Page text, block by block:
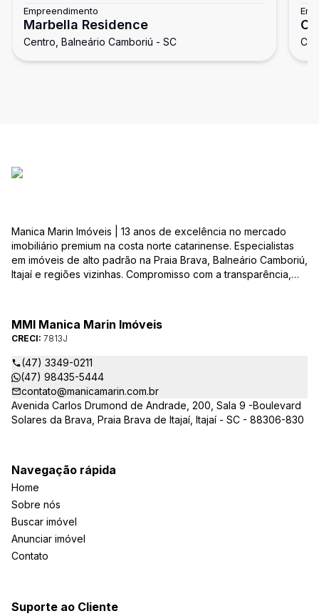
Empreendimento
Marbella Residence
Centro, Balneário Camboriú - SC
Manica Marin Imóveis | 13 anos de excelência no mercado
imobiliário premium na costa norte catarinense. Especialistas
em imóveis de alto padrão na Praia Brava, Balneário Camboriú,
Itajaí e regiões vizinhas. Compromisso com a transparência,
entende e valoriza seu investimento.
MMI Manica Marin Imóveis
CRECI: 7813J
(47) 3349-0211
(47) 98435-5444
contato@manicamarin.com.br
Avenida Carlos Drumond de Andrade, 200, Sala 9 -Boulevard
Solares da Brava, Praia Brava de Itajaí, Itajaí - SC - 88306-830
Navegação rápida
Home
Sobre nós
Buscar imóvel
Anunciar imóvel
Contato
Suporte ao Cliente